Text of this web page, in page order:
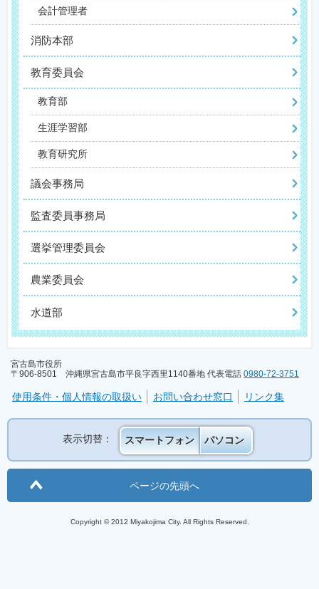
会計管理者
消防本部
教育委員会
教育部
生涯学習部
教育研究所
議会事務局
監査委員事務局
選挙管理委員会
農業委員会
水道部
宮古島市役所
〒906-8501 沖縄県宮古島市平良字西里1140番地 代表電話 0980-72-3751
使用条件・個人情報の取扱い お問い合わせ窓口 リンク集
表示切替： スマートフォン パソコン
ページの先頭へ
Copyright © 2012 Miyakojima City. All Rights Reserved.